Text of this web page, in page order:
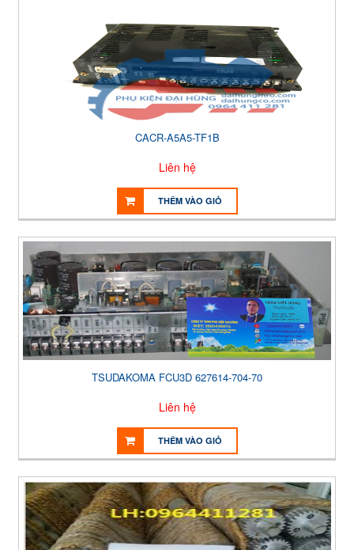
CACR-A5A5-TF1B
Liên hệ
THÊM VÀO GIỎ
TSUDAKOMA FCU3D 627614-704-70
Liên hệ
THÊM VÀO GIỎ